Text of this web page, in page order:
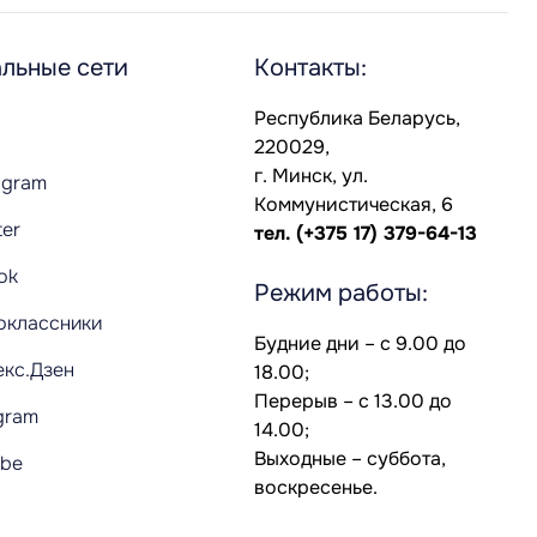
сети Контакты:
Республика Беларусь,
220029,
г. Минск, ул.
Коммунистическая, 6
тел. (+375 17) 379-64-13
Режим работы:
Будние дни – с 9.00 до
18.00;
Перерыв – с 13.00 до
14.00;
Выходные – суббота,
воскресенье.